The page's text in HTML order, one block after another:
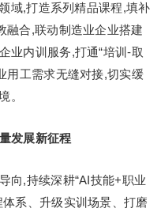
域,打造系列精品课程,填补
融合,联动制造业企业搭建
业内训服务,打通“培训-取
用工需求无缝对接,切实缓
。
发展新征程
向,持续深耕“AI技能+职业
系、升级实训场景、打磨